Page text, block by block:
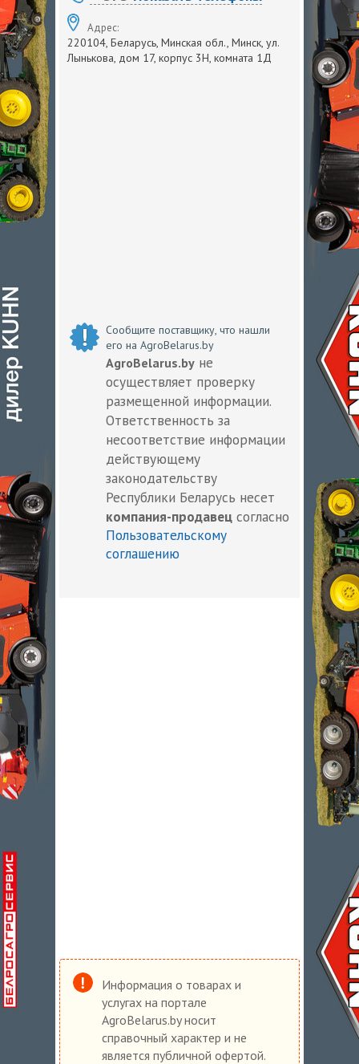
Адрес:
220104, Беларусь, Минская обл., Минск, ул.
Лынькова, дом 17, корпус 3Н, комната 1Д
Сообщите поставщику, что нашли
его на AgroBelarus.by
AgroBelarus.by не
осуществляет проверку
размещенной информации.
Ответственность за
несоответствие информации
действующему
законодательству
Республики Беларусь несет
компания-продавец согласно
Пользовательскому
соглашению
Информация о товарах и
услугах на портале
AgroBelarus.by носит
справочный характер и не
является публичной офертой.